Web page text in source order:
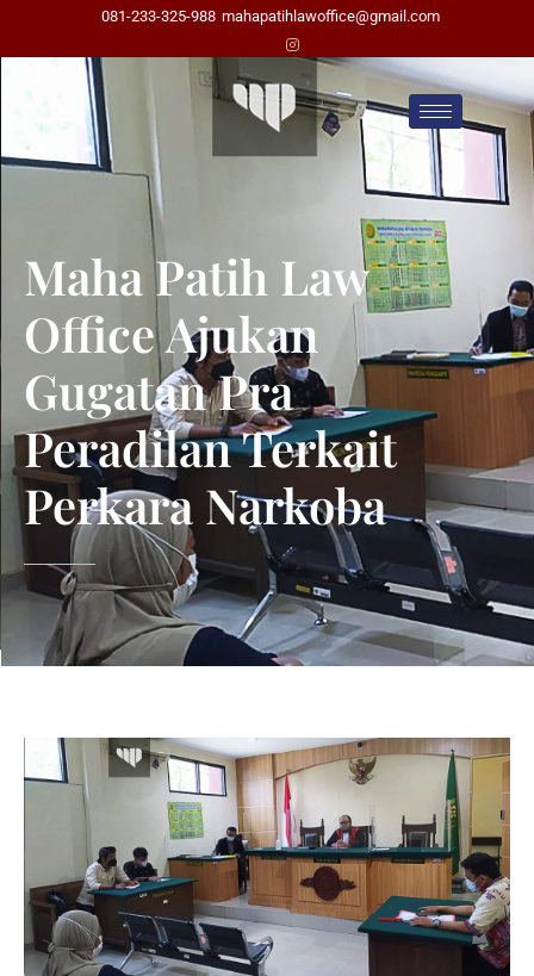
081-233-325-988 mahapatihlawoffice@gmail.com
Maha Patih Law
Office Ajukan
Gugatan Pra
Peradilan Terkait
Perkara Narkoba